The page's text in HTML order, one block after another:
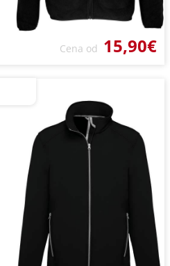
Cena od 15,90€